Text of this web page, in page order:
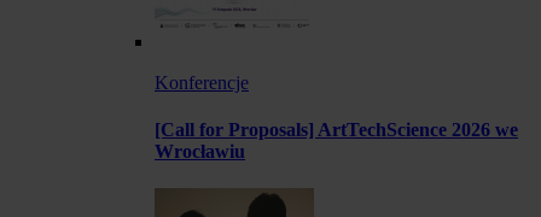
Konferencje
[Call for Proposals] ArtTechScience 2026 we
Wrocławiu